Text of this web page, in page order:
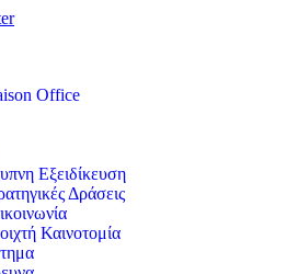
Εξειδίκευση
Δράσεις
Καινοτομία